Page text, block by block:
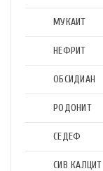
МУКАИТ
НЕФРИТ
ОБСИДИАН
РОДОНИТ
СЕДЕФ
СИВ КАЛЦИТ